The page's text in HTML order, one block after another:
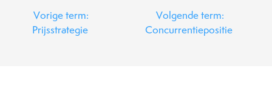
Vorige term:
Prijsstrategie
Volgende term:
Concurrentiepositie